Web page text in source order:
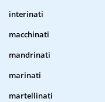
interinati
macchinati
mandrinati
marinati
martellinati